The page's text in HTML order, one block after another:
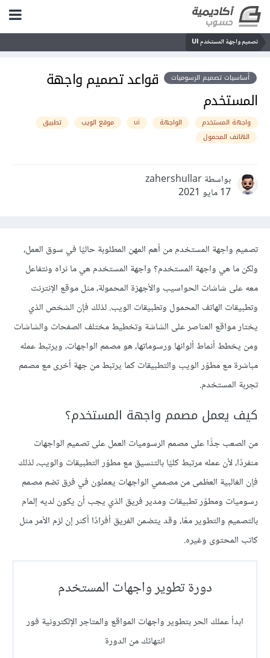
تصميم واجهة المستخدم UI
أساسيات تصميم الرسوميات
قواعد تصميم واجهة
المستخدم
واجهة المستخدم الواجهة ui موقع الويب
تطبيق
الهاتف المحمول
بواسطة zahershullar
17 مايو 2021
تصميم واجهة المستخدم من أهم المهن المطلوبة حاليًا في سوق العمل،
ولكن ما هي واجهة المستخدم؟ واجهة المستخدم هي ما نراه ونتفاعل
معه على شاشات الحواسيب والأجهزة المحمولة، مثل موقع الإنترنت
وتطبيقات الهاتف المحمول وتطبيقات الويب. لذلك فإن الشخص الذي
يختار مواقع العناصر على الشاشة وتخطيط مختلف الصفحات والشاشات
ومن يخطط أنماط ألوانها ورسوماتها، هو مصمم الواجهات، ويرتبط عمله
مباشرة مع مطوّر الويب والتطبيقات كما يرتبط من جهة أخرى مع مصمم
تجربة المستخدم.
كيف يعمل مصمم واجهة المستخدم؟
من الصعب جدًّا على مصمم الرسوميات العمل على تصميم الواجهات
منفردًا، لأن عمله مرتبط كليًا بالتنسيق مع مطوّر التطبيقات والويب، لذلك
فإن الغالبية العظمى من مصممي الواجهات يعملون في فرق تضم مصمم
رسوميات ومطوّر تطبيقات ومدير فريق الذي يجب أن يكون لديه إلمام
بالتصميم والتطوير معًا، وقد يتضمن الفريق أفرادًا أكثر إن لزم الأمر مثل
كاتب المحتوى وغيره.
دورة تطوير واجهات المستخدم
ابدأ عملك الحر بتطوير واجهات المواقع والمتاجر الإلكترونية فور
انتهائك من الدورة